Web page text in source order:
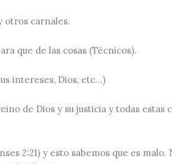
otros carnales.
que de las cosas (Técnicos).
intereses, Dios, etc…)
de Dios y su justicia y todas estas
2:21) y esto sabemos que es malo.